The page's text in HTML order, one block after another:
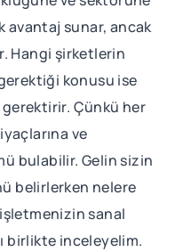
avantaj sunar, ancak
Hangi şirketlerin
konusu ise
Çünkü her
ve
bulabilir. Gelin sizin
belirlerken nelere
sanal
birlikte inceleyelim.